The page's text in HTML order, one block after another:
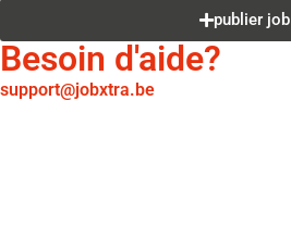
publier job
Besoin d'aide?
support@jobxtra.be